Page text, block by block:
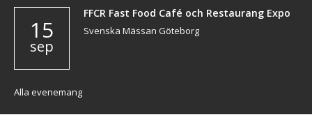
15
sep
FFCR Fast Food Café och Restaurang Expo
Svenska Mässan Göteborg
Alla evenemang